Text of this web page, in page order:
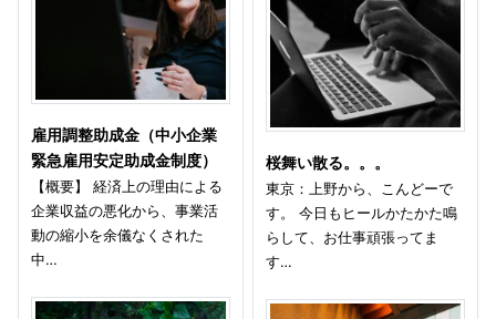
雇用調整助成金（中小企業
緊急雇用安定助成金制度）
【概要】 経済上の理由による
企業収益の悪化から、事業活
動の縮小を余儀なくされた
中…
桜舞い散る。。。
東京：上野から、こんどーで
す。 今日もヒールかたかた鳴
らして、お仕事頑張ってま
す…